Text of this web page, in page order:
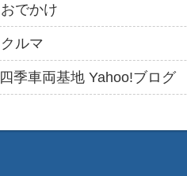
おでかけ
クルマ
季車両基地 Yahoo!ブログ